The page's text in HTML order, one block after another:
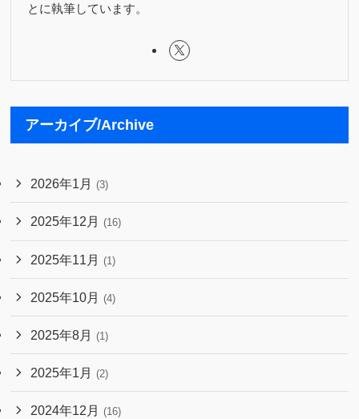
とに執筆しています。
アーカイブ/Archive
2026年1月 (3)
2025年12月 (16)
2025年11月 (1)
2025年10月 (4)
2025年8月 (1)
2025年1月 (2)
2024年12月 (16)